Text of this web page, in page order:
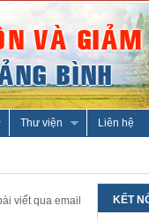
Thư viện Liên hệ
viết qua email
KẾT